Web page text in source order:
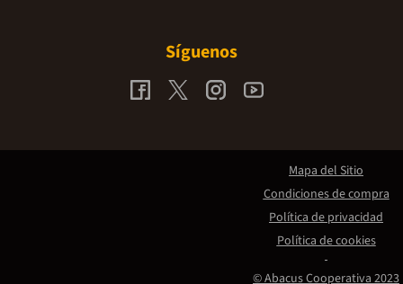
Síguenos
© Abacus Cooperativa 2023
Mapa del Sitio
Condiciones de compra
Política de privacidad
Política de cookies